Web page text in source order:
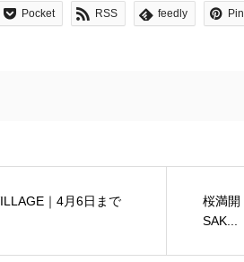
Pocket RSS feedly
｜4月6日まで
桜満開
SAK...